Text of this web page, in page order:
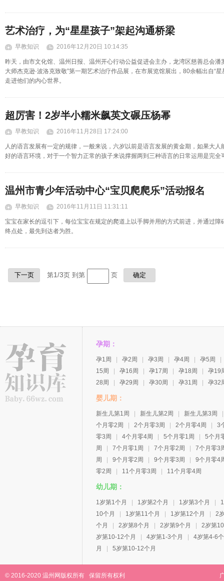
艺术治疗，为“星星孩子”架起沟通桥梁
早教知识 2016年12月20日 10:14:35
昨天，由市文化馆、温州日报、温州开心行动公益促进会主办，龙湾区慈善总会潘
大师杰克逊·波洛克致敬”第一期艺术治疗作品展，在市展览馆展出，80余幅出自“
走进他们的内心世界。
超厉害！2岁半小糯米飙英文碾压杨幂
早教知识 2016年11月28日 17:24:00
人的语言发展有一定的规律，一般来说，六岁以前是语言发展的黄金期，如果大
好的语言环境，对于一个智力正常的孩子来说撑握两到三种语言的日常运用是完全
温州市青少年活动中心“宝贝爬爬乐”活动报名
早教知识 2016年11月11日 11:31:11
宝宝在家长的逗引下，每位宝宝在规定的爬道上以手脚并用的方式前进，并通过
终点处，最先到达者为胜。
下一页 第1 /3页 到第 页 确定
孕期：
孕1周 孕2周 孕3周 孕4周 孕5周
15周
孕16周 孕17周 孕18周
孕19
28周
孕29周 孕30周 孕31周 孕32
婴儿期：
新生儿第1周 新生儿第2周 新生儿第3周
个月零2周
2个月零3周 2个月零4周
3
零3周
4个月零4周 5个月零1周
5个月
周
7个月零1周 7个月零2周
7个月零3
周
9个月零2周 9个月零3周
9个月零4
零2周
11个月零3周 11个月零4周
幼儿期：
1岁第1个月 1岁第2个月 1岁第3个月
10个月
1岁第11个月 1岁第12个月
2
个月
2岁第8个月 2岁第9个月
2岁第
岁第10-12个月
4岁第1-3个月
4岁第4-6
月
5岁第10-12个月
© 2016-2020 温州网版权所有 保留所有权利